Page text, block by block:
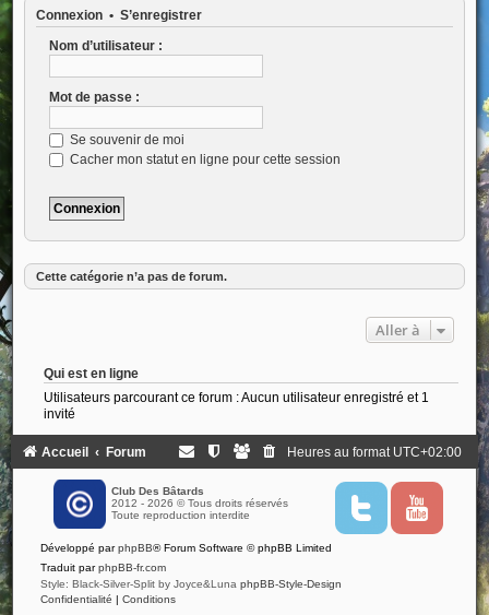
Connexion• S’enregistrer
Nom d’utilisateur :
Mot de passe :
Se souvenir de moi
Cacher mon statut en ligne pour cette session
Cette catégorie n’a pas de forum.
Aller à
Qui est en ligne
Utilisateurs parcourant ce forum : Aucun utilisateur enregistré et 1
invité
Accueil Forum Heures au format UTC+02:00
Club Des Bâtards
2012 - 2026 © Tous droits réservés
Toute reproduction interdite
T
i
Y
u
Développé parphpBB® Forum Software © phpBB Limited
Traduit parphpBB-fr.com
Style: Black-Silver-Split by Joyce&Luna phpBB-Style-Design
Confidentialité | Conditions